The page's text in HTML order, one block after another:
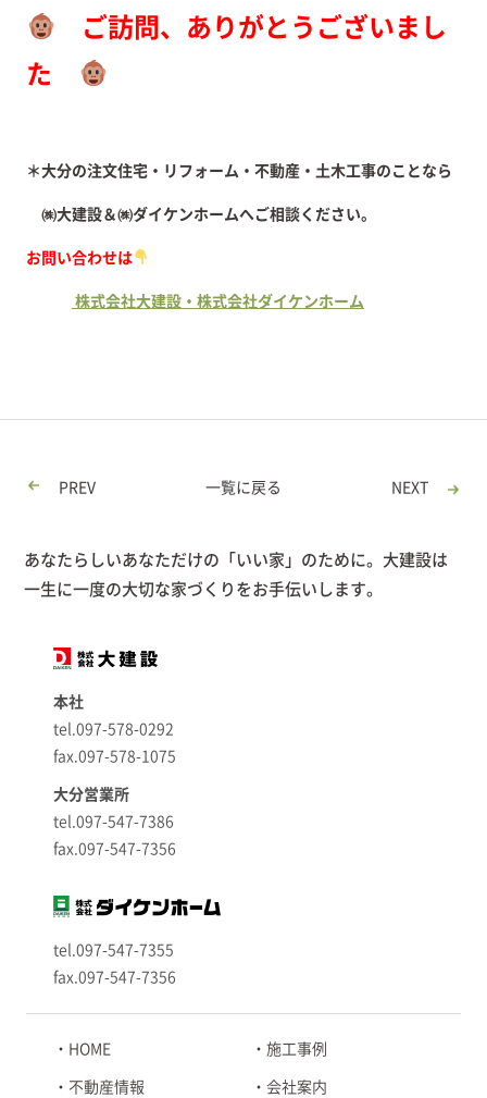
ご訪問、ありがとうございまし
た
＊大分の注文住宅・リフォーム・不動産・土木工事のことなら
㈱大建設＆㈱ダイケンホームへご相談ください。
お問い合わせは
株式会社大建設・株式会社ダイケンホーム
PREV 一覧に戻る NEXT
あなたらしいあなただけの「いい家」のために。大建設は
一生に一度の大切な家づくりをお手伝いします。
本社
tel.097-578-0292
fax.097-578-1075
大分営業所
tel.097-547-7386
fax.097-547-7356
tel.097-547-7355
fax.097-547-7356
HOME 施工事例
不動産情報 会社案内